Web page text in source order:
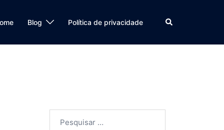
Blog Política de privacidade Search
por: